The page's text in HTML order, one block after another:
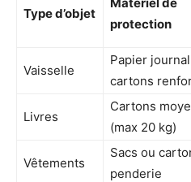
Type d’objet
protection
Vaisselle
Papier
cartons
Livres
Cartons
(max 20 kg)
Vêtements
Sacs ou
penderie